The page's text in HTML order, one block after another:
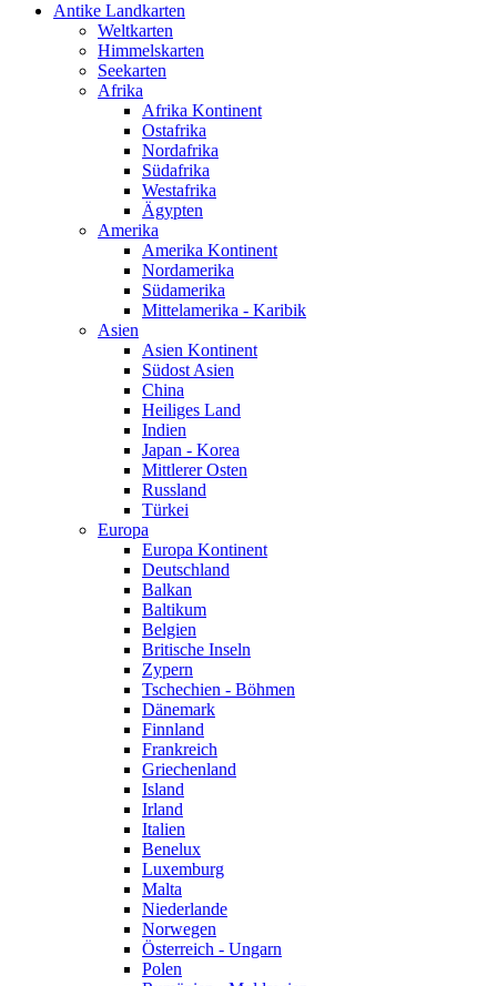
Antike Landkarten
Weltkarten
Himmelskarten
Seekarten
Afrika
Afrika Kontinent
Ostafrika
Nordafrika
Südafrika
Westafrika
Ägypten
Amerika
Amerika Kontinent
Nordamerika
Südamerika
Mittelamerika - Karibik
Asien
Asien Kontinent
Südost Asien
China
Heiliges Land
Indien
Japan - Korea
Mittlerer Osten
Russland
Türkei
Europa
Europa Kontinent
Deutschland
Balkan
Baltikum
Belgien
Britische Inseln
Zypern
Tschechien - Böhmen
Dänemark
Finnland
Frankreich
Griechenland
Island
Irland
Italien
Benelux
Luxemburg
Malta
Niederlande
Norwegen
Österreich - Ungarn
Polen